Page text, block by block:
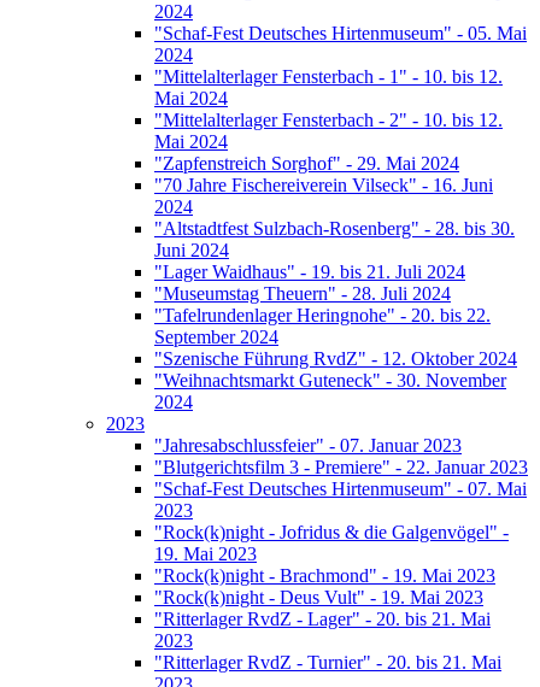
2024
"Schaf-Fest Deutsches Hirtenmuseum" - 05. Mai
2024
"Mittelalterlager Fensterbach - 1" - 10. bis 12.
Mai 2024
"Mittelalterlager Fensterbach - 2" - 10. bis 12.
Mai 2024
"Zapfenstreich Sorghof" - 29. Mai 2024
"70 Jahre Fischereiverein Vilseck" - 16. Juni
2024
"Altstadtfest Sulzbach-Rosenberg" - 28. bis 30.
Juni 2024
"Lager Waidhaus" - 19. bis 21. Juli 2024
"Museumstag Theuern" - 28. Juli 2024
"Tafelrundenlager Heringnohe" - 20. bis 22.
September 2024
"Szenische Führung RvdZ" - 12. Oktober 2024
"Weihnachtsmarkt Guteneck" - 30. November
2024
2023
"Jahresabschlussfeier" - 07. Januar 2023
"Blutgerichtsfilm 3 - Premiere" - 22. Januar 2023
"Schaf-Fest Deutsches Hirtenmuseum" - 07. Mai
2023
"Rock(k)night - Jofridus & die Galgenvögel" -
19. Mai 2023
"Rock(k)night - Brachmond" - 19. Mai 2023
"Rock(k)night - Deus Vult" - 19. Mai 2023
"Ritterlager RvdZ - Lager" - 20. bis 21. Mai
2023
"Ritterlager RvdZ - Turnier" - 20. bis 21. Mai